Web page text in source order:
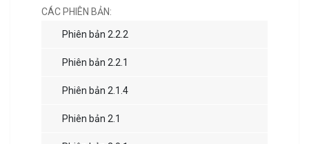
CÁC PHIÊN BẢN:
Phiên bản 2.2.2
Phiên bản 2.2.1
Phiên bản 2.1.4
Phiên bản 2.1